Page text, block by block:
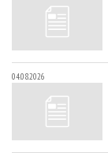
04.08.2026